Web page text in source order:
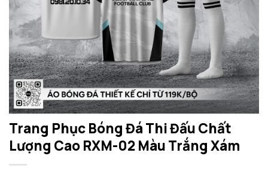
Trang Phục Bóng Đá Thi Đấu Chất
Lượng Cao RXM-02 Màu Trắng Xám